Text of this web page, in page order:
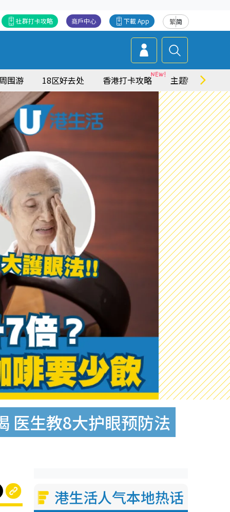
繁简
下載 App
商戶中心
社群打卡攻略
周围游 18区好去处 香港打卡攻略 主题特集
医生教8大护眼预防法
港生活人气本地热话